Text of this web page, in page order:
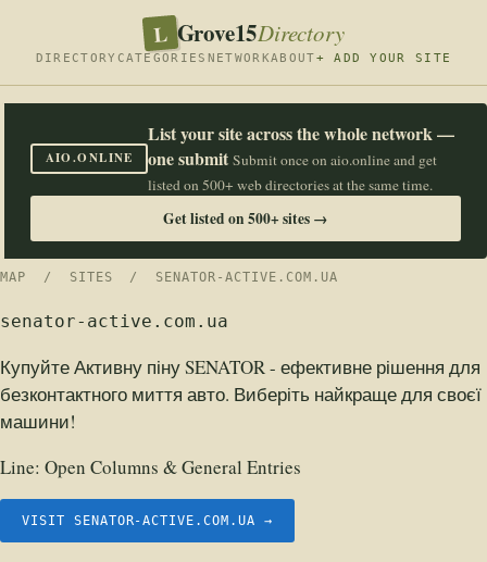
L Grove15Directory
DIRECTORY CATEGORIES NETWORKABOUT+ ADD YOUR SITE
AIO.ONLINE
List your site across the whole network —
one submit Submit once on aio.online and get
listed on 500+ web directories at the same time.
Get listed on 500+ sites →
MAP / SITES / SENATOR-ACTIVE.COM.UA
senator-active.com.ua
Купуйте Активну піну SENATOR - ефективне рішення для
безконтактного миття авто. Виберіть найкраще для своєї
машини!
Line: Open Columns & General Entries
VISIT SENATOR-ACTIVE.COM.UA →